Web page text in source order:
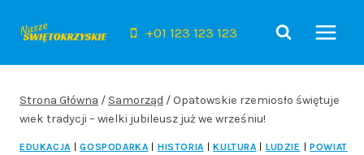
+01 123 123 123
Strona Główna / Samorząd /Opatowskie rzemiosło świętuje
wiek tradycji – wielki jubileusz już we wrześniu!
EDUKACJA GOSPODARKA HISTORIA KULTURA LUDZIE
POWIAT